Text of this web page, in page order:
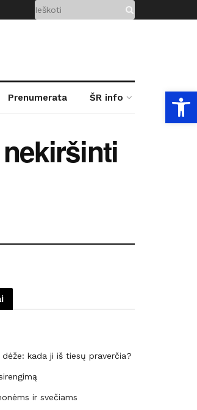
Prenumerata ŠR info
kada ji iš tiesų praverčia?
ir svečiams